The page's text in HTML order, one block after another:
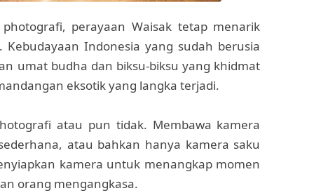
perayaan Waisak tetap menarik
Kebudayaan Indonesia yang sudah berusia
umat budha dan biksu-biksu yang khidmat
eksotik yang langka terjadi.
atau pun tidak. Membawa kamera
atau bahkan hanya kamera saku
kamera untuk menangkap momen
orang mengangkasa.